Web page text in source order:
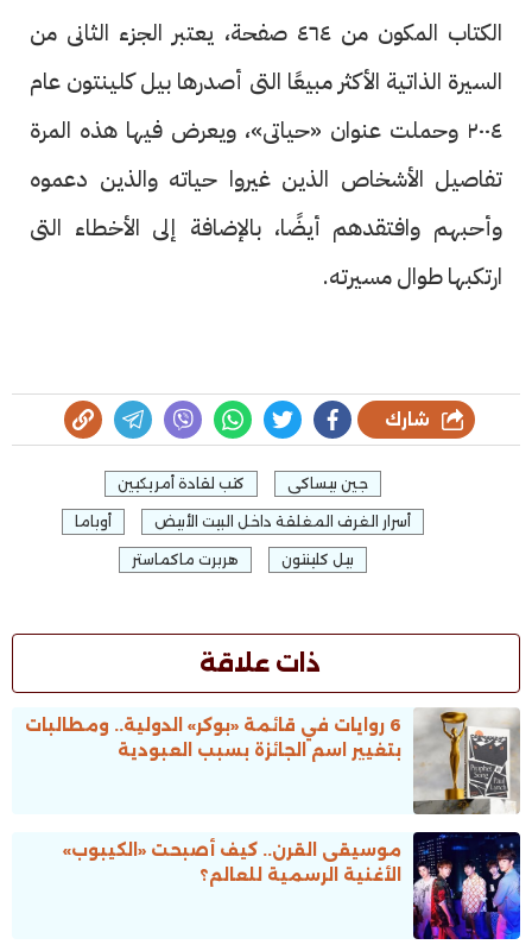
الكتاب المكون من ٤٦٤ صفحة، يعتبر الجزء الثانى من
السيرة الذاتية الأكثر مبيعًا التى أصدرها بيل كلينتون عام
٢٠٠٤ وحملت عنوان «حياتى»، ويعرض فيها هذه المرة
تفاصيل الأشخاص الذين غيروا حياته والذين دعموه
وأحبهم وافتقدهم أيضًا، بالإضافة إلى الأخطاء التى
ارتكبها طوال مسيرته.
شارك
جين بيساكى كتب لقادة أمريكيين
أسرار الغرف المغلقة داخل البيت الأبيض أوباما
بيل كلينتون هربرت ماكماستر
ذات علاقة
6 روايات في قائمة «بوكر» الدولية.. ومطالبات
بتغيير اسم الجائزة بسبب العبودية
موسيقى القرن.. كيف أصبحت «الكيبوب»
الأغنية الرسمية للعالم؟